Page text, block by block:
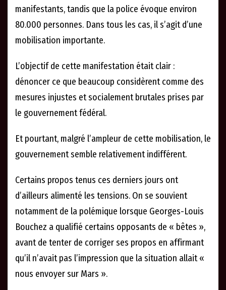
manifestants, tandis que la police évoque environ
80.000 personnes. Dans tous les cas, il s’agit d’une
mobilisation importante.
L’objectif de cette manifestation était clair :
dénoncer ce que beaucoup considèrent comme des
mesures injustes et socialement brutales prises par
le gouvernement fédéral.
Et pourtant, malgré l’ampleur de cette mobilisation, le
gouvernement semble relativement indifférent.
Certains propos tenus ces derniers jours ont
d’ailleurs alimenté les tensions. On se souvient
notamment de la polémique lorsque Georges-Louis
Bouchez a qualifié certains opposants de « bêtes »,
avant de tenter de corriger ses propos en affirmant
qu’il n’avait pas l’impression que la situation allait «
nous envoyer sur Mars ».